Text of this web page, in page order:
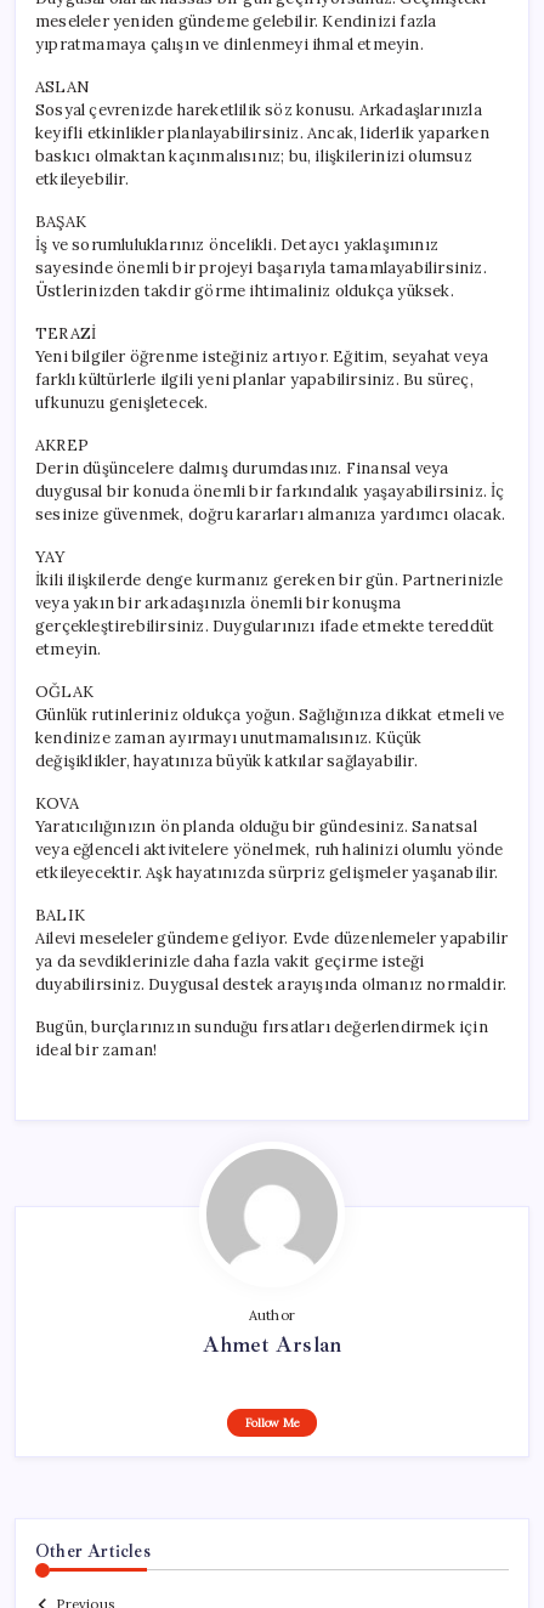
meseleler yeniden gündeme gelebilir. Kendinizi fazla
yıpratmamaya çalışın ve dinlenmeyi ihmal etmeyin.
ASLAN
Sosyal çevrenizde hareketlilik söz konusu. Arkadaşlarınızla
keyifli etkinlikler planlayabilirsiniz. Ancak, liderlik yaparken
baskıcı olmaktan kaçınmalısınız; bu, ilişkilerinizi olumsuz
etkileyebilir.
BAŞAK
İş ve sorumluluklarınız öncelikli. Detaycı yaklaşımınız
sayesinde önemli bir projeyi başarıyla tamamlayabilirsiniz.
Üstlerinizden takdir görme ihtimaliniz oldukça yüksek.
TERAZİ
Yeni bilgiler öğrenme isteğiniz artıyor. Eğitim, seyahat veya
farklı kültürlerle ilgili yeni planlar yapabilirsiniz. Bu süreç,
ufkunuzu genişletecek.
AKREP
Derin düşüncelere dalmış durumdasınız. Finansal veya
duygusal bir konuda önemli bir farkındalık yaşayabilirsiniz. İç
sesinize güvenmek, doğru kararları almanıza yardımcı olacak.
YAY
İkili ilişkilerde denge kurmanız gereken bir gün. Partnerinizle
veya yakın bir arkadaşınızla önemli bir konuşma
gerçekleştirebilirsiniz. Duygularınızı ifade etmekte tereddüt
etmeyin.
OĞLAK
Günlük rutinleriniz oldukça yoğun. Sağlığınıza dikkat etmeli ve
kendinize zaman ayırmayı unutmamalısınız. Küçük
değişiklikler, hayatınıza büyük katkılar sağlayabilir.
KOVA
Yaratıcılığınızın ön planda olduğu bir gündesiniz. Sanatsal
veya eğlenceli aktivitelere yönelmek, ruh halinizi olumlu yönde
etkileyecektir. Aşk hayatınızda sürpriz gelişmeler yaşanabilir.
BALIK
Ailevi meseleler gündeme geliyor. Evde düzenlemeler yapabilir
ya da sevdiklerinizle daha fazla vakit geçirme isteği
duyabilirsiniz. Duygusal destek arayışında olmanız normaldir.
Bugün, burçlarınızın sunduğu fırsatları değerlendirmek için
ideal bir zaman!
Author
Ahmet Arslan
Follow Me
Other Articles